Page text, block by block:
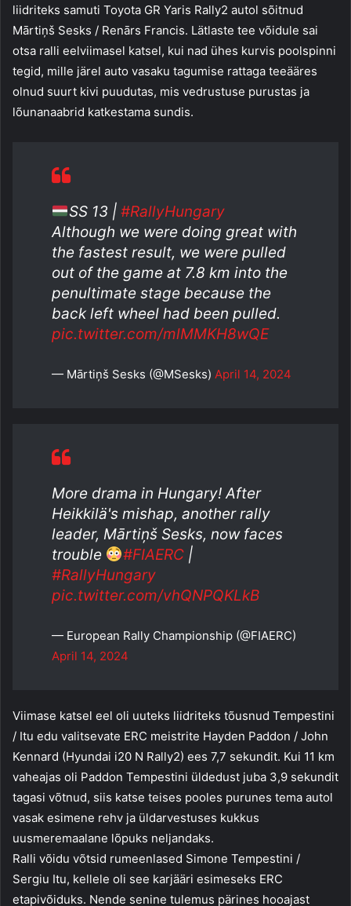
liidriteks samuti Toyota GR Yaris Rally2 autol sõitnud
Mārtiņš Sesks / Renārs Francis. Lätlaste tee võidule sai
otsa ralli eelviimasel katsel, kui nad ühes kurvis poolspinni
tegid, mille järel auto vasaku tagumise rattaga teeääres
olnud suurt kivi puudutas, mis vedrustuse purustas ja
lõunanaabrid katkestama sundis.
SS 13 | #RallyHungary
Although we were doing great with
the fastest result, we were pulled
out of the game at 7.8 km into the
penultimate stage because the
back left wheel had been pulled.
pic.twitter.com/mlMMKH8wQE
— Mārtiņš Sesks (@MSesks) April 14, 2024
More drama in Hungary! After
Heikkilä's mishap, another rally
leader, Mārtiņš Sesks, now faces
trouble
#FIAERC|
#RallyHungary
pic.twitter.com/vhQNPQKLkB
— European Rally Championship (@FIAERC)
April 14, 2024
Viimase katsel eel oli uuteks liidriteks tõusnud Tempestini
/ Itu edu valitsevate ERC meistrite Hayden Paddon / John
Kennard (Hyundai i20 N Rally2) ees 7,7 sekundit. Kui 11 km
vaheajas oli Paddon Tempestini üldedust juba 3,9 sekundit
tagasi võtnud, siis katse teises pooles purunes tema autol
vasak esimene rehv ja üldarvestuses kukkus
uusmeremaalane lõpuks neljandaks.
Ralli võidu võtsid rumeenlased Simone Tempestini /
Sergiu Itu, kellele oli see karjääri esimeseks ERC
etapivõiduks. Nende senine tulemus pärines hooajast